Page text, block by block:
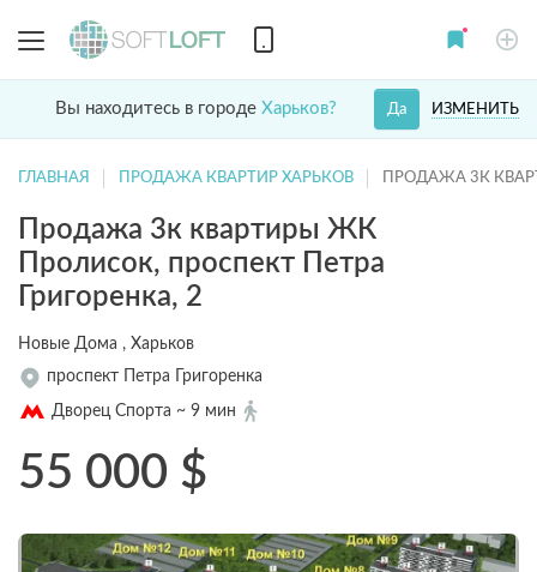
Вы находитесь в городе Харьков? ИЗМЕНИТЬ
Да
ГЛАВНАЯ ПРОДАЖА КВАРТИР ХАРЬКОВ ПРОДАЖА 3К
Продажа 3к квартиры ЖК
Пролисок, проспект Петра
Григоренка, 2
Новые Дома , Харьков
проспект Петра Григоренка
Дворец Спорта ~ 9 мин
55 000 $